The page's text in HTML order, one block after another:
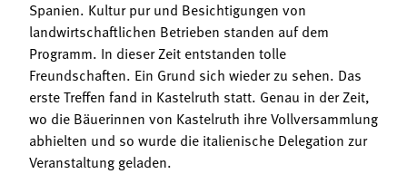
Spanien. Kultur pur und Besichtigungen von
landwirtschaftlichen Betrieben standen auf dem
Programm. In dieser Zeit entstanden tolle
Freundschaften. Ein Grund sich wieder zu sehen. Das
erste Treffen fand in Kastelruth statt. Genau in der Zeit,
wo die Bäuerinnen von Kastelruth ihre Vollversammlung
abhielten und so wurde die italienische Delegation zur
Veranstaltung geladen.